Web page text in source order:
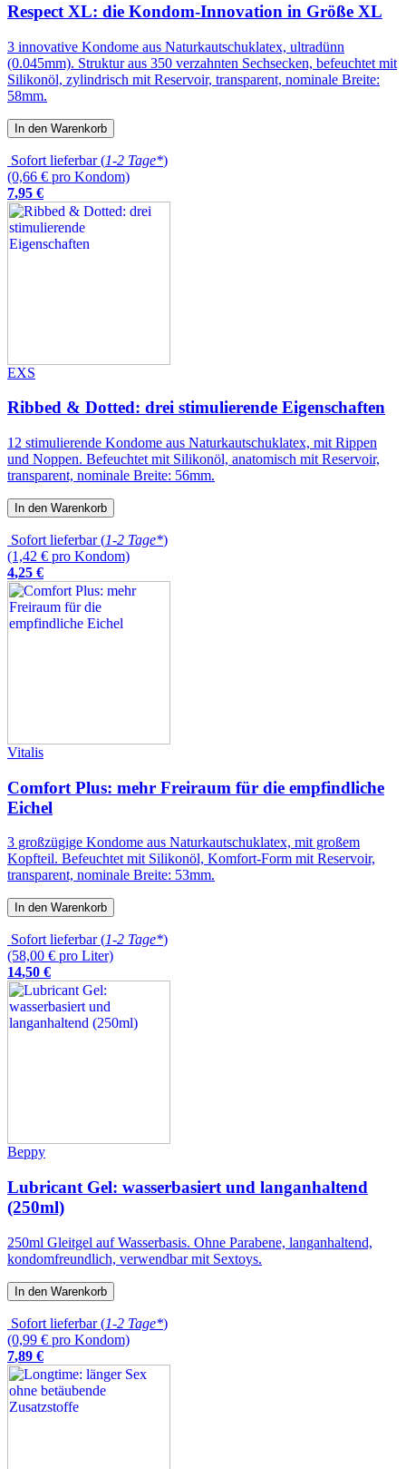
Respect XL: die Kondom-Innovation in Größe XL
3 innovative Kondome aus Naturkautschuklatex, ultradünn
(0.045mm). Struktur aus 350 verzahnten Sechsecken, befeuchtet mit
Silikonöl, zylindrisch mit Reservoir, transparent, nominale Breite:
58mm.
In den Warenkorb
Sofort lieferbar (1-2 Tage*)
(0,66 € pro Kondom)
7,95 €
EXS
Ribbed & Dotted: drei stimulierende Eigenschaften
12 stimulierende Kondome aus Naturkautschuklatex, mit Rippen
und Noppen. Befeuchtet mit Silikonöl, anatomisch mit Reservoir,
transparent, nominale Breite: 56mm.
In den Warenkorb
Sofort lieferbar (1-2 Tage*)
(1,42 € pro Kondom)
4,25 €
Vitalis
Comfort Plus: mehr Freiraum für die empfindliche
Eichel
3 großzügige Kondome aus Naturkautschuklatex, mit großem
Kopfteil. Befeuchtet mit Silikonöl, Komfort-Form mit Reservoir,
transparent, nominale Breite: 53mm.
In den Warenkorb
Sofort lieferbar (1-2 Tage*)
(58,00 € pro Liter)
14,50 €
Beppy
Lubricant Gel: wasserbasiert und langanhaltend
(250ml)
250ml Gleitgel auf Wasserbasis. Ohne Parabene, langanhaltend,
kondomfreundlich, verwendbar mit Sextoys.
In den Warenkorb
Sofort lieferbar (1-2 Tage*)
(0,99 € pro Kondom)
7,89 €